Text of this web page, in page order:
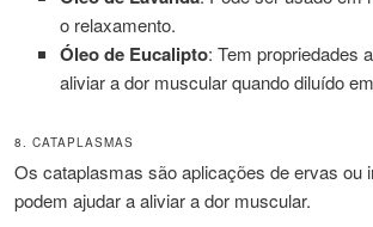
o relaxamento.
Óleo de Eucalipto: Tem propriedades
aliviar a dor muscular quando diluído
8. CATAPLASMAS
Os cataplasmas são aplicações de ervas ou
podem ajudar a aliviar a dor muscular.